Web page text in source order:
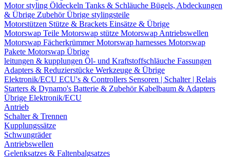
Motor styling Öldeckeln Tanks & Schläuche Bügels, Abdeckungen
& Übrige ZubehörÜbrige stylingsteile
Motorstützen Stütze & Brackets Einsätze & Übrige
Motorswap Teile Motorswap stütze Motorswap Antriebswellen
Motorswap FächerkrümmerMotorswap harnesses Motorswap
Pakete Motorswap Übrige
leitungen & kupplungen Öl- und Kraftstoffschläuche Fassungen
Adapters & Reduzierstücke Werkzeuge & Übrige
Elektronik/ECU ECU's & Controllers Sensoren | Schalter | Relais
Starters & Dynamo's Batterie & ZubehörKabelbaum & Adapters
Übrige Elektronik/ECU
Antrieb
Schalter & Trennen
Kupplungssätze
Schwungräder
Antriebswellen
Gelenksatzes & Faltenbalgsatzes